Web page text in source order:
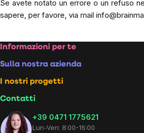
Se avete notato un errore o un refuso
sapere, per favore, via mail
Footer
Informazioni per te
Sulla nostra azienda
I nostri progetti
Contatti
+39 0471 1775621
Lun-Ven: 8:00-16:00